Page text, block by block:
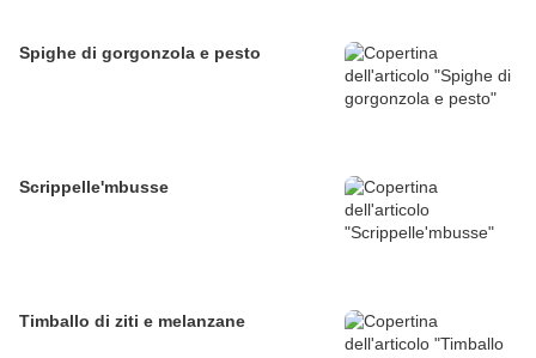
Spighe di gorgonzola e pesto
Scrippelle'mbusse
Timballo di ziti e melanzane